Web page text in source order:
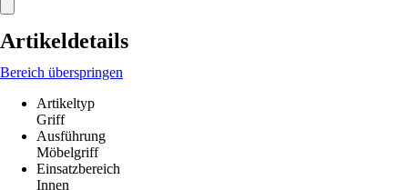
Artikeldetails
Bereich überspringen
Artikeltyp
Griff
Ausführung
Möbelgriff
Einsatzbereich
Innen